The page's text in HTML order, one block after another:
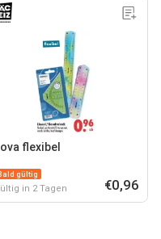
flexibel
gültig
in 2 Tagen €0,96